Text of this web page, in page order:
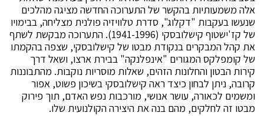
אלה משמעותיות בהקשר של התערוכה החדשה מציגה מהלכים
שנעשו בעקבות "דקלוג", סדרת טלוויזיה פולנית מצליחה, בבימויו
של קז'ישטוף קישלובסקי (1941-1996). התערוכה מבקשת לשתף
את קהל המבקרים בנקודת מבטו של קישלובסקי, שצפה בהקמתו
של קומפלקס המגורים "אינפלנקה" בבירת ארצו, ושאל דרך
קירות הבטון והחלונות הזהים, שאלות מוסריות נוקבות. מהתבוננות
קרובה, ניתן לבחון כיצד ראה קישלובסקי בשיכון פשוט, אפור
ומשמים לכאורה, עושר אנושי, מורכבות נפש האדם, תוך פירוק
מבטו זה לחלקים, מהם בנה את היצירה הקולנועית שלו.